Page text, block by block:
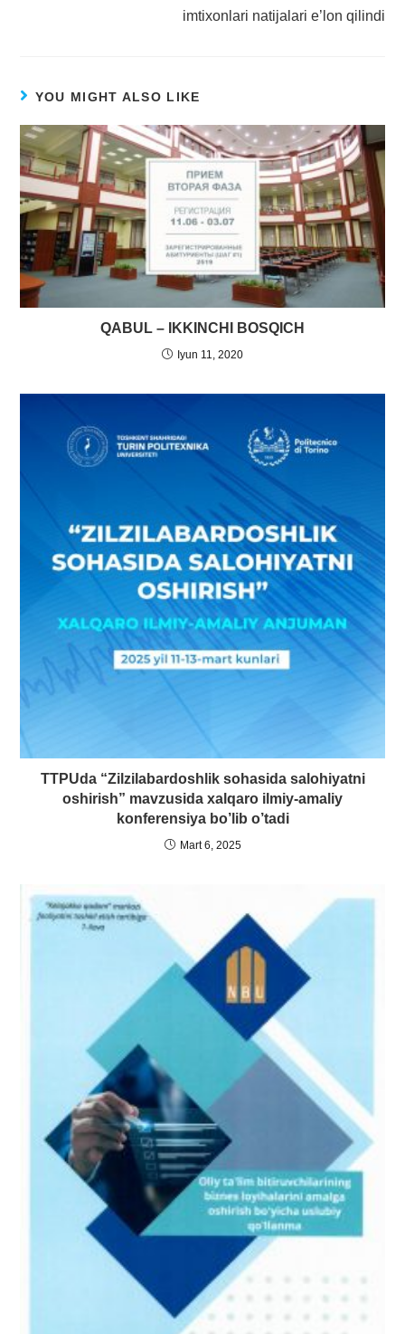
imtixonlari natijalari e’lon qilindi
YOU MIGHT ALSO LIKE
QABUL – IKKINCHI BOSQICH
Iyun 11, 2020
TTPUda “Zilzilabardoshlik sohasida salohiyatni
oshirish” mavzusida xalqaro ilmiy-amaliy
konferensiya bo’lib o’tadi
Mart 6, 2025